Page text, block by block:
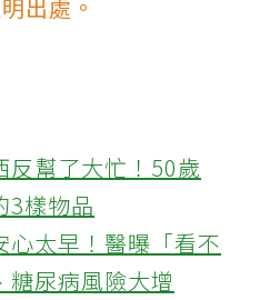
出處。
幫了大忙！50歲
3樣物品
太早！醫曝「看不
糖尿病風險大增